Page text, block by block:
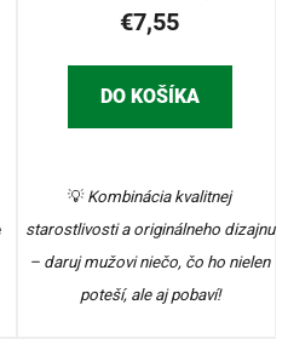
€7,55
DO KOŠÍKA
💡 Kombinácia kvalitnej
starostlivosti a originálneho dizajnu
– daruj mužovi niečo, čo ho nielen
poteší, ale aj pobaví!